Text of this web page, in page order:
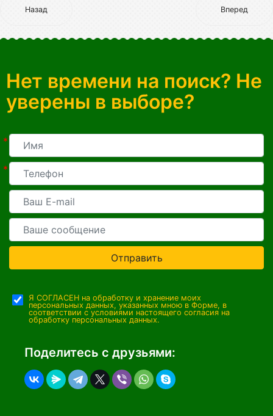
Назад Вперед
Нет времени на поиск? Не
уверены в выборе?
*
*
Отправить
Я СОГЛАСЕН на обработку и хранение моих
персональных данных, указанных мною в Форме, в
соответствии с условиями настоящего согласия на
обработку персональных данных.
Поделитесь с друзьями: